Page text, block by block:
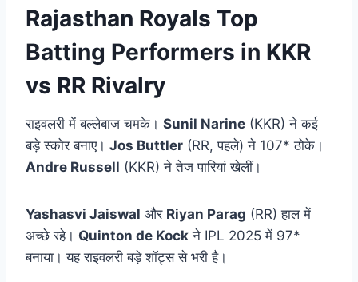
Rajasthan Royals Top
Batting Performers in KKR
vs RR Rivalry
राइवलरी में बल्लेबाज चमके। Sunil Narine (KKR) ने कई
बड़े स्कोर बनाए। Jos Buttler (RR, पहले) ने 107* ठोके।
Andre Russell (KKR) ने तेज पारियां खेलीं।
Yashasvi Jaiswal और Riyan Parag (RR) हाल में
अच्छे रहे। Quinton de Kock ने IPL 2025 में 97*
बनाया। यह राइवलरी बड़े शॉट्स से भरी है।